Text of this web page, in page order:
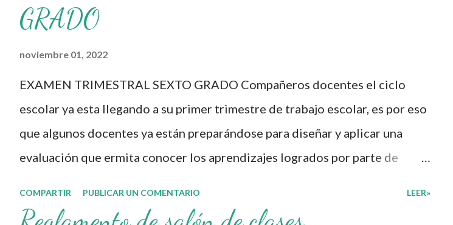
materiales, se
transforman,
entretejiendo los
procesos de formación y
de gestión, sin
distinguirlos por
momentos, y transitando
GRADO
noviembre 01, 2022
EXAMEN TRIMESTRAL SEXTO GRADO Compañeros docentes el ciclo
escolar ya esta llegando a su primer trimestre de trabajo escolar, es por eso
que algunos docentes ya están preparándose para diseñar y aplicar una
evaluación que ermita conocer los aprendizajes logrados por parte de
evaluar las diferentes asignaturas que sus alumnos cursaron durante este
COMPARTIR PUBLICAR UN COMENTARIO LEER»